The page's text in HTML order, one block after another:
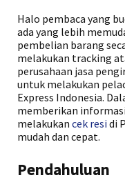
Halo pembaca yang
ada yang lebih
pembelian barang
melakukan tracking
perusahaan jasa
untuk melakukan
Express Indonesia.
memberikan
melakukancek resi di
mudah dan cepat.
Pendahuluan